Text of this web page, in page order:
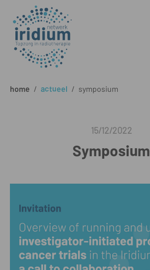
home / actueel / symposium
15/12/2022
Symposium